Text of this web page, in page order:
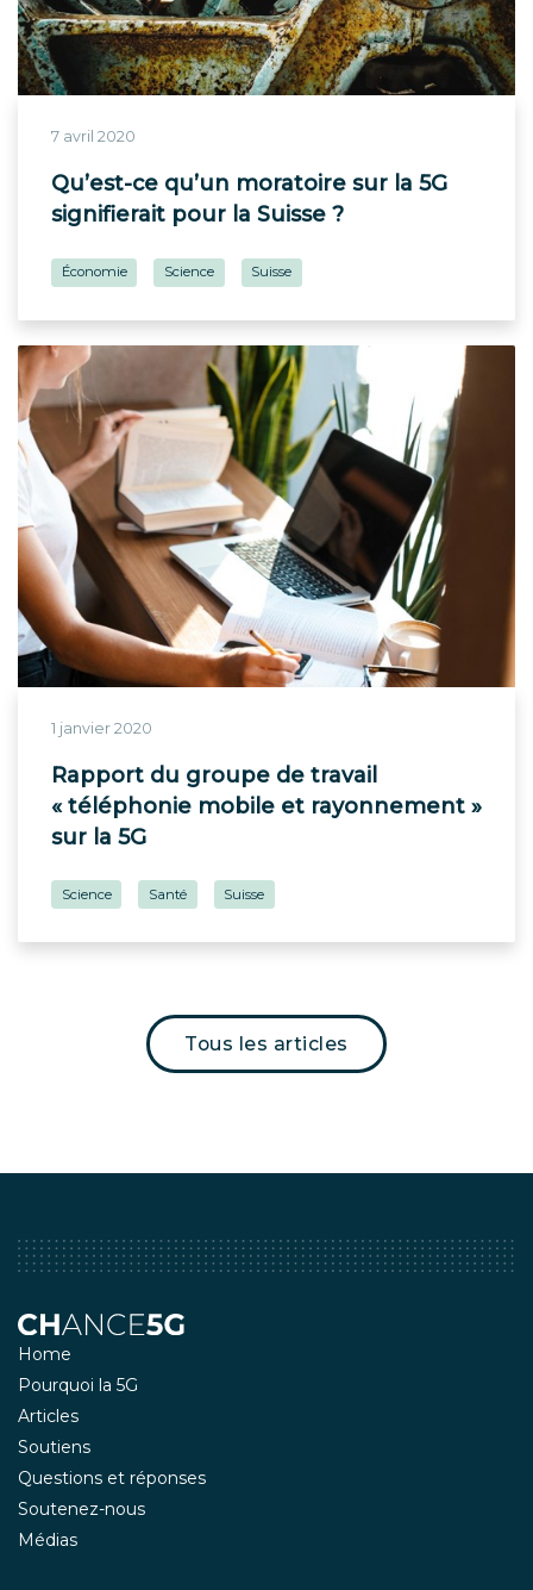
7 avril 2020
Qu’est-ce qu’un moratoire sur la 5G
signifierait pour la Suisse ?
Économie Science Suisse
1 janvier 2020
Rapport du groupe de travail
« téléphonie mobile et rayonnement »
sur la 5G
Science Santé Suisse
Tous les articles
Home
Pourquoi la 5G
Articles
Soutiens
Questions et réponses
Soutenez-nous
Médias